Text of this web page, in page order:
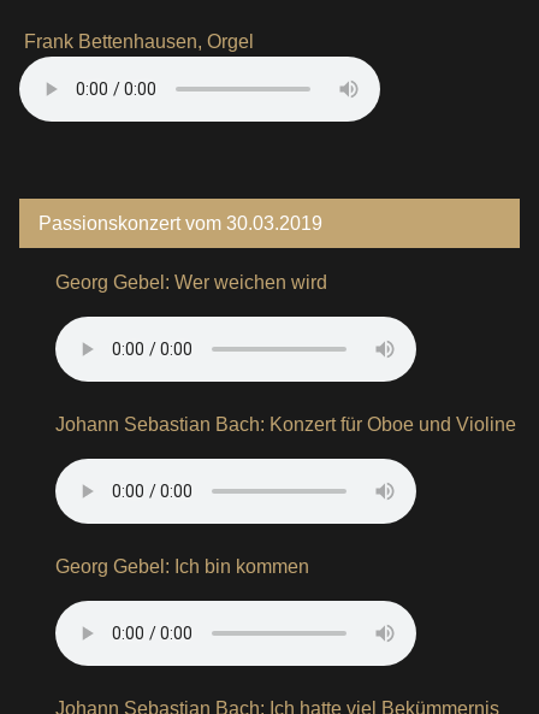
Frank Bettenhausen, Orgel
Passionskonzert vom 30.03.2019
Georg Gebel: Wer weichen wird
Johann Sebastian Bach: Konzert für Oboe und Violine
Georg Gebel: Ich bin kommen
Johann Sebastian Bach: Ich hatte viel Bekümmernis